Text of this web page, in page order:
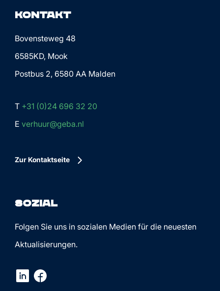
Kontakt
Bovensteweg 48
6585KD, Mook
Postbus 2, 6580 AA Malden
T +31 (0)24 696 32 20
E verhuur@geba.nl
Zur Kontaktseite
Sozial
Folgen Sie uns in sozialen Medien für die neuesten
Aktualisierungen.